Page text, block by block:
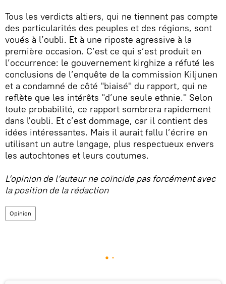
Tous les verdicts altiers, qui ne tiennent pas compte
des particularités des peuples et des régions, sont
voués à l’oubli. Et à une riposte agressive à la
première occasion. C’est ce qui s’est produit en
l’occurrence: le gouvernement kirghize a réfuté les
conclusions de l’enquête de la commission Kiljunen
et a condamné de côté "biaisé" du rapport, qui ne
reflète que les intérêts "d’une seule ethnie." Selon
toute probabilité, ce rapport sombrera rapidement
dans l'oubli. Et c’est dommage, car il contient des
idées intéressantes. Mais il aurait fallu l’écrire en
utilisant un autre langage, plus respectueux envers
les autochtones et leurs coutumes.
L’opinion de l’auteur ne coïncide pas forcément avec
la position de la rédaction
Opinion